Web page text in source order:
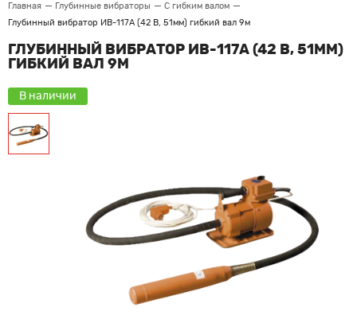
Главная Глубинные вибраторы
С гибким валом
Глубинный вибратор ИВ-117А (42 В, 51мм) гибкий вал 9м
ГЛУБИННЫЙ ВИБРАТОР ИВ-117А (42 В, 51ММ)
ГИБКИЙ ВАЛ 9М
В наличии